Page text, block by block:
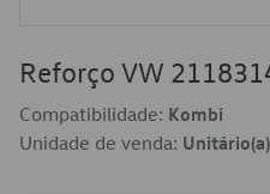
Reforço VW
Compatibilidade: Kombi
Unidade de venda: Unitário(a)